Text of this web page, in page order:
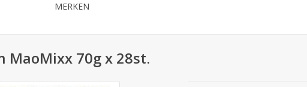
MERKEN
MaoMixx 70g x 28st.